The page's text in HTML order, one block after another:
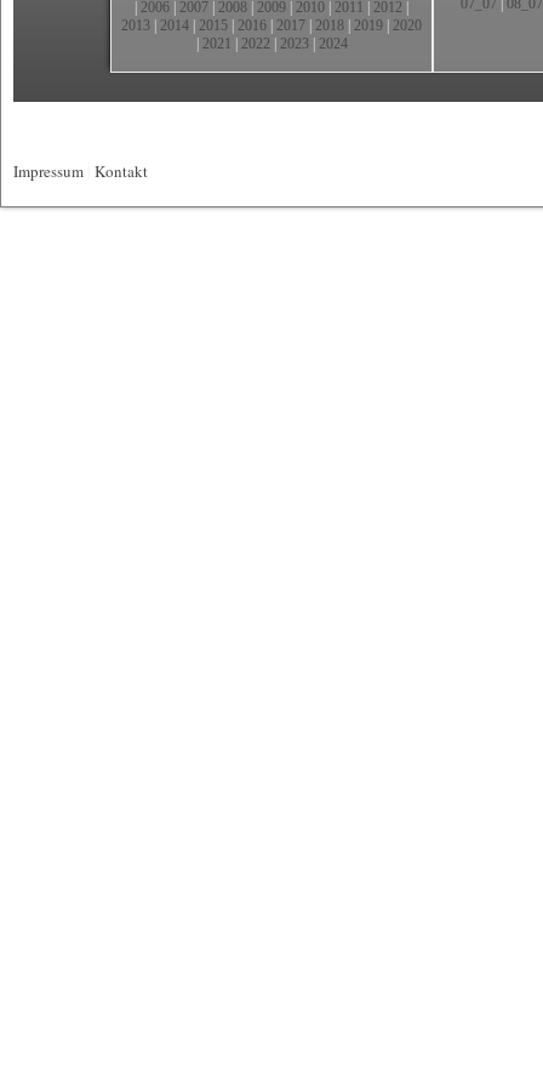
2006 2007 2008 2009 2010 2011 2012
2013 2014 2015 2016 2017 2018 2019 2020
2021 2022 2023| 2024
07_07 08_07
Impressum Kontakt